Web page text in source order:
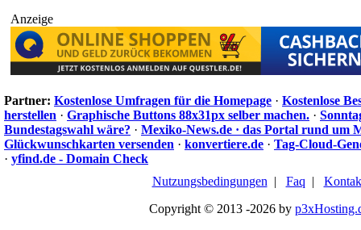
Anzeige
Partner: Kostenlose Umfragen für die Homepage · Kostenlose
herstellen · Graphische Buttons 88x31px selber machen. ·
Bundestagswahl wäre? · Mexiko-News.de · das Portal rund um
Glückwunschkarten versenden · konvertiere.de · Tag-Cloud-
· yfind.de - Domain Check
Nutzungsbedingungen | Faq |
Copyright © 2013 -2026 by